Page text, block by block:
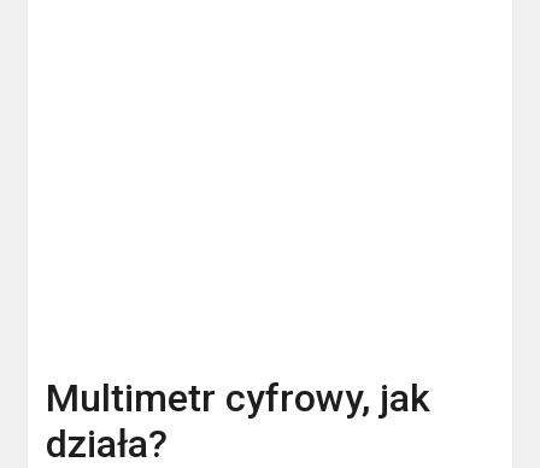
Multimetr cyfrowy, jak
działa?